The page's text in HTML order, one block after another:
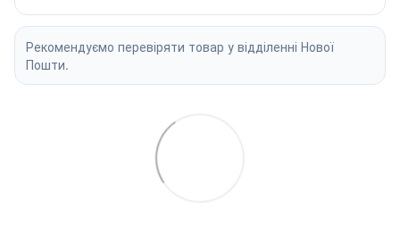
Рекомендуємо перевіряти товар у відділенні Нової
Пошти.